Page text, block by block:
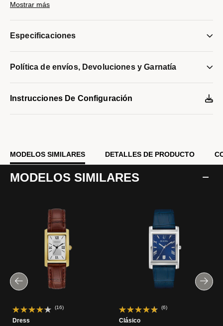
Caja rectangular realizada en acero inoxidable, bisel superior en
manecillas en dorado.
Cristal de zafiro
Modelo #:98B430
Mostrar más
Especificaciones
Política de envíos, Devoluciones y Garnatía
Instrucciones De Configuración
MODELOS SIMILARES DETALLES DE PRODUCTO
MODELOS SIMILARES
(16)
Dress
(6)
Clásico